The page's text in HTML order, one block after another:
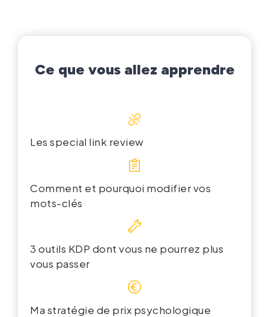
Ce que vous allez apprendre
Les special link review
Comment et pourquoi modifier vos
mots-clés
3 outils KDP dont vous ne pourrez plus
vous passer
Ma stratégie de prix psychologique